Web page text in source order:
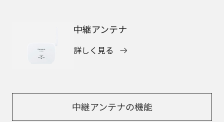
中継アンテナ
詳しく見る
中継アンテナの機能